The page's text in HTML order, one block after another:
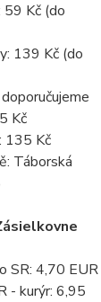
59 Kč (do
139 Kč (do
Kč
135 Kč
Táborská
SR: 4,70 EUR
- kurýr: 6,95